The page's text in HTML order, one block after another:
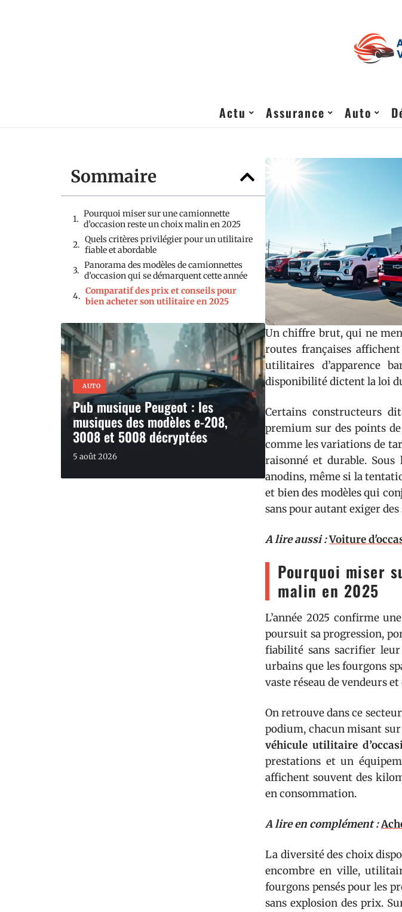
Actu Assurance Auto
Sommaire
Pourquoi miser sur une camionnette
d’occasion reste un choix malin en 2025
Quels critères privilégier pour un utilitaire
fiable et abordable
Panorama des modèles de camionnettes
d’occasion qui se démarquent cette année
Comparatif des prix et conseils pour
bien acheter son utilitaire en 2025
AUTO
Pub musique Peugeot : les
musiques des modèles e-208,
3008 et 5008 décryptées
5 août 2026
Un chiffre brut, qui ne
routes françaises
utilitaires d’apparence
disponibilité dictent la loi
Certains constructeurs
premium sur des points
comme les variations de
raisonné et durable.
anodins, même si la
et bien des modèles qui
sans pour autant exiger des
A lire aussi :Voiture
Pourquoi miser
malin en 2025
L’année 2025 confirme
poursuit sa progression,
fiabilité sans sacrifier
urbains que les fourgons
vaste réseau de vendeurs
On retrouve dans ce
podium, chacun misant
véhicule utilitaire
prestations et un
affichent souvent des
en consommation.
A lire en complément :
La diversité des choix
encombre en ville,
fourgons pensés pour les
sans explosion des prix.